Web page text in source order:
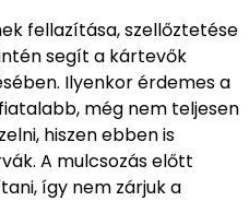
fellazítása, szellőztetése
segít a kártevők
Ilyenkor érdemes a
még nem teljesen
hiszen ebben is
A mulcsozás előtt
így nem zárjuk a